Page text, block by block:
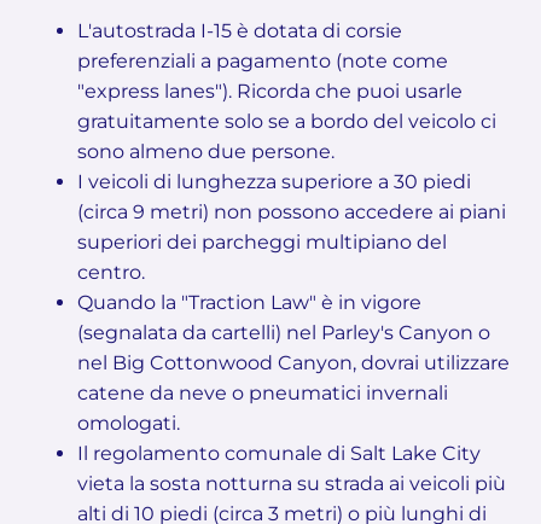
L'autostrada I-15 è dotata di corsie
preferenziali a pagamento (note come
"express lanes"). Ricorda che puoi usarle
gratuitamente solo se a bordo del veicolo ci
sono almeno due persone.
I veicoli di lunghezza superiore a 30 piedi
(circa 9 metri) non possono accedere ai piani
superiori dei parcheggi multipiano del
centro.
Quando la "Traction Law" è in vigore
(segnalata da cartelli) nel Parley's Canyon o
nel Big Cottonwood Canyon, dovrai utilizzare
catene da neve o pneumatici invernali
omologati.
Il regolamento comunale di Salt Lake City
vieta la sosta notturna su strada ai veicoli più
alti di 10 piedi (circa 3 metri) o più lunghi di